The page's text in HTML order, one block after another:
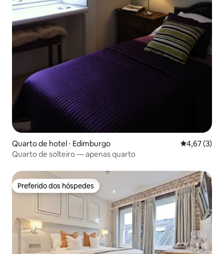
Quarto de hotel ⋅ Edimburgo 4,67 de
4,67 (3)
Quarto de solteiro — apenas quarto
Preferido dos hóspedes
Preferido dos hóspedes